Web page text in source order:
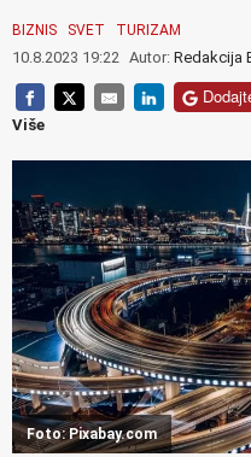
BIZNIS SVET TURIZAM
10.8.2023 19:22 Autor: Redakcija
Više
Foto: Pixabay.com